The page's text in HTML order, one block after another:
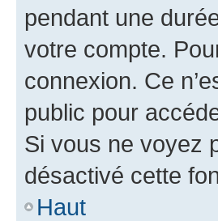
pendant une
votre compte.
connexion. Ce
public pour
Si vous ne voyez
désactivé cette
Haut